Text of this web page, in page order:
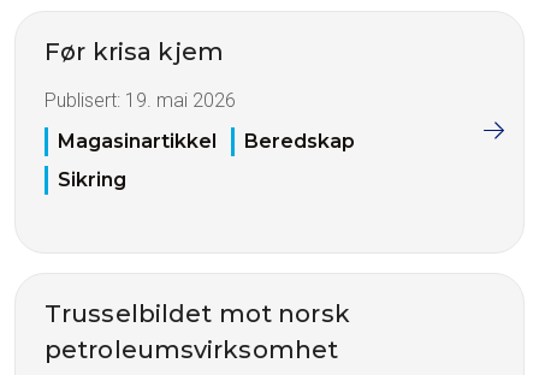
Før krisa kjem
Publisert: 19. mai 2026
Magasinartikkel
Beredskap
Sikring
Trusselbildet mot norsk
petroleumsvirksomhet